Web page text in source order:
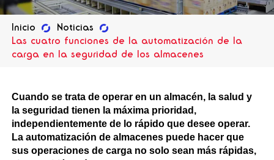
Inicio
Noticias
Las cuatro funciones de la automatización de la
carga en la seguridad de los almacenes
Cuando se trata de operar en un almacén, la salud y
la seguridad tienen la máxima prioridad,
independientemente de lo rápido que desee operar.
La automatización de almacenes puede hacer que
sus operaciones de carga no solo sean más rápidas,